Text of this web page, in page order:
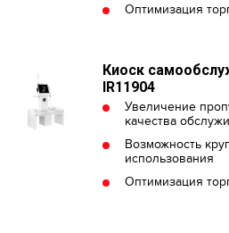
Оптимизация
Киоск
IR11904
Увеличение
качества
Возможность
использования
Оптимизация